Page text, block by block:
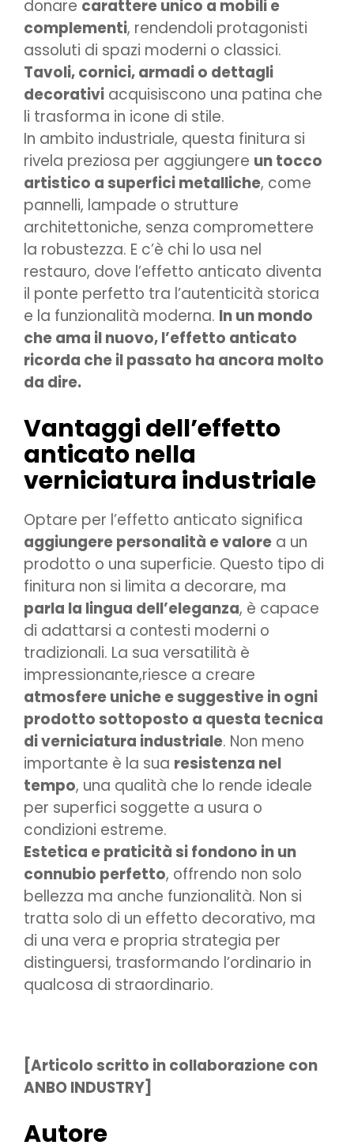
donare carattere unico a mobili e
complementi, rendendoli protagonisti
assoluti di spazi moderni o classici.
Tavoli, cornici, armadi o dettagli
decorativi acquisiscono una patina che
li trasforma in icone di stile.
In ambito industriale, questa finitura si
rivela preziosa per aggiungere un tocco
artistico a superfici metalliche, come
pannelli, lampade o strutture
architettoniche, senza compromettere
la robustezza. E c’è chi lo usa nel
restauro, dove l’effetto anticato diventa
il ponte perfetto tra l’autenticità storica
e la funzionalità moderna. In un mondo
che ama il nuovo, l’effetto anticato
ricorda che il passato ha ancora molto
da dire.
Vantaggi dell’effetto
anticato nella
verniciatura industriale
Optare per l’effetto anticato significa
aggiungere personalità e valore a un
prodotto o una superficie. Questo tipo di
finitura non si limita a decorare, ma
parla la lingua dell’eleganza, è capace
di adattarsi a contesti moderni o
tradizionali. La sua versatilità è
impressionante,riesce a creare
atmosfere uniche e suggestive in ogni
prodotto sottoposto a questa tecnica
di verniciatura industriale. Non meno
importante è la sua resistenza nel
tempo, una qualità che lo rende ideale
per superfici soggette a usura o
condizioni estreme.
Estetica e praticità si fondono in un
connubio perfetto, offrendo non solo
bellezza ma anche funzionalità. Non si
tratta solo di un effetto decorativo, ma
di una vera e propria strategia per
distinguersi, trasformando l’ordinario in
qualcosa di straordinario.
[Articolo scritto in collaborazione con
ANBO INDUSTRY]
Autore